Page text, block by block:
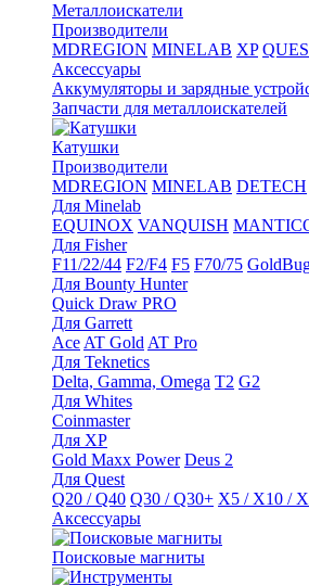
Металлоискатели
Производители
MDREGION MINELAB XP
Аксессуары
Аккумуляторы и зарядные
Запчасти для металлоискателей
Катушки
Производители
MDREGION MINELAB DETECH
Для Minelab
EQUINOX VANQUISH
Для Fisher
F11/22/44 F2/F4 F5 F70/75
Для Bounty Hunter
Quick Draw PRO
Для Garrett
Ace AT Gold AT Pro
Для Teknetics
Delta, Gamma, Omega Т2 G2
Для Whites
Coinmaster
Для XP
Gold Maxx Power Deus 2
Для Quest
Q20 / Q40 Q30 / Q30+ X5 / X10 /
Аксессуары
Поисковые магниты